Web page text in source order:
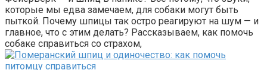
которые мы едва замечаем, для собаки могут быть
пыткой. Почему шпицы так остро реагируют на шум — и
главное, что с этим делать? Рассказываем, как помочь
собаке справиться со страхом,